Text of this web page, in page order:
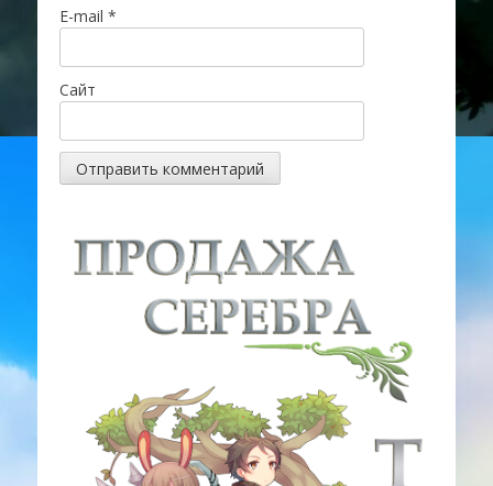
E-mail *
Сайт